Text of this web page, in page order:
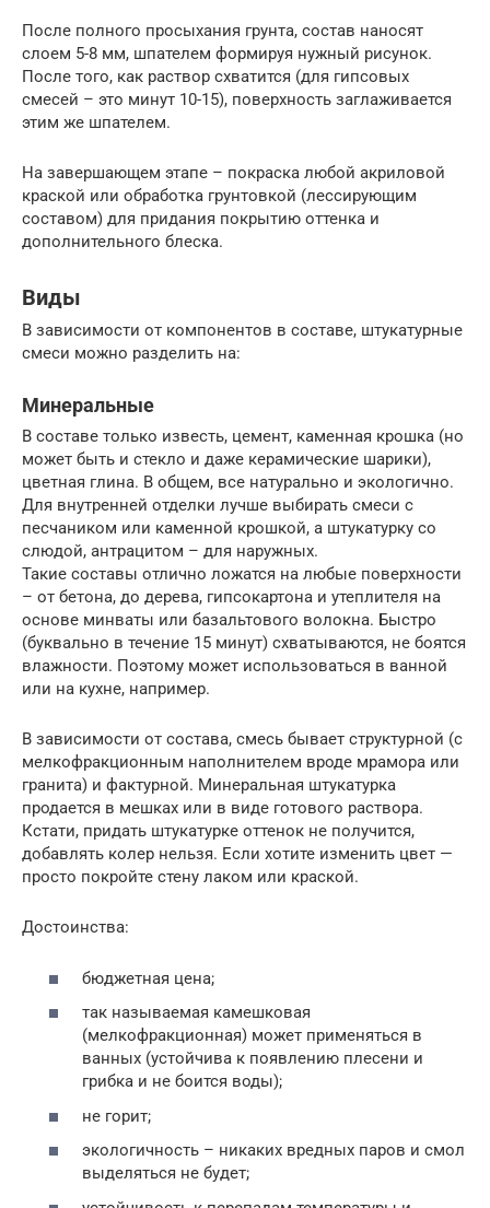
После полного просыхания грунта, состав наносят
слоем 5-8 мм, шпателем формируя нужный рисунок.
После того, как раствор схватится (для гипсовых
смесей – это минут 10-15), поверхность заглаживается
этим же шпателем.
На завершающем этапе – покраска любой акриловой
краской или обработка грунтовкой (лессирующим
составом) для придания покрытию оттенка и
дополнительного блеска.
Виды
В зависимости от компонентов в составе, штукатурные
смеси можно разделить на:
Минеральные
В составе только известь, цемент, каменная крошка (но
может быть и стекло и даже керамические шарики),
цветная глина. В общем, все натурально и экологично.
Для внутренней отделки лучше выбирать смеси с
песчаником или каменной крошкой, а штукатурку со
слюдой, антрацитом – для наружных.
Такие составы отлично ложатся на любые поверхности
– от бетона, до дерева, гипсокартона и утеплителя на
основе минваты или базальтового волокна. Быстро
(буквально в течение 15 минут) схватываются, не боятся
влажности. Поэтому может использоваться в ванной
или на кухне, например.
В зависимости от состава, смесь бывает структурной (с
мелкофракционным наполнителем вроде мрамора или
гранита) и фактурной. Минеральная штукатурка
продается в мешках или в виде готового раствора.
Кстати, придать штукатурке оттенок не получится,
добавлять колер нельзя. Если хотите изменить цвет —
просто покройте стену лаком или краской.
Достоинства:
бюджетная цена;
так называемая камешковая
(мелкофракционная) может применяться в
ванных (устойчива к появлению плесени и
грибка и не боится воды);
не горит;
экологичность – никаких вредных паров и смол
выделяться не будет;